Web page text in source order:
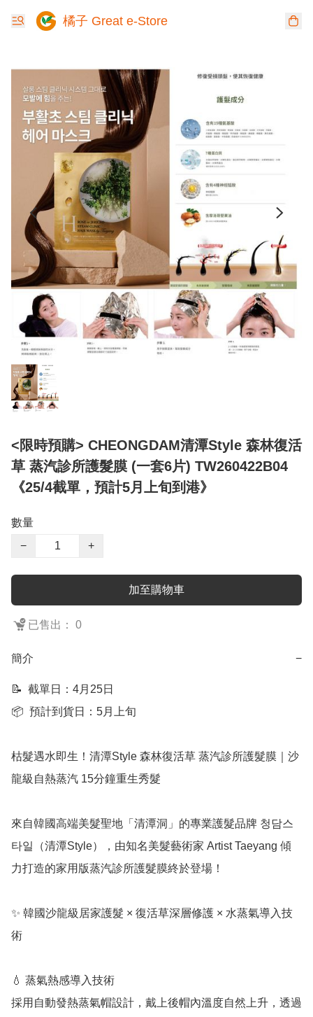
橘子 Great e-Store
<限時預購> CHEONGDAM清潭Style 森林復活
草 蒸汽診所護髮膜 (一套6片) TW260422B04
《25/4截單，預計5月上旬到港》
數量
−
+
加至購物車
已售出： 0
簡介 −
📝  截單日：4月25日
📦  預計到貨日：5月上旬
枯髮遇水即生！清潭Style 森林復活草 蒸汽診所護髮膜｜沙
龍級自熱蒸汽 15分鐘重生秀髮
來自韓國高端美髮聖地「清潭洞」的專業護髮品牌 청담스
타일（清潭Style），由知名美髮藝術家 Artist Taeyang 傾
力打造的家用版蒸汽診所護髮膜終於登場！
✨ 韓國沙龍級居家護髮 × 復活草深層修護 × 水蒸氣導入技
術
💧 蒸氣熱感導入技術
採用自動發熱蒸氣帽設計，戴上後帽內溫度自然上升，透過